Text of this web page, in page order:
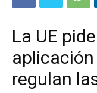
La UE
aplicación
regulan